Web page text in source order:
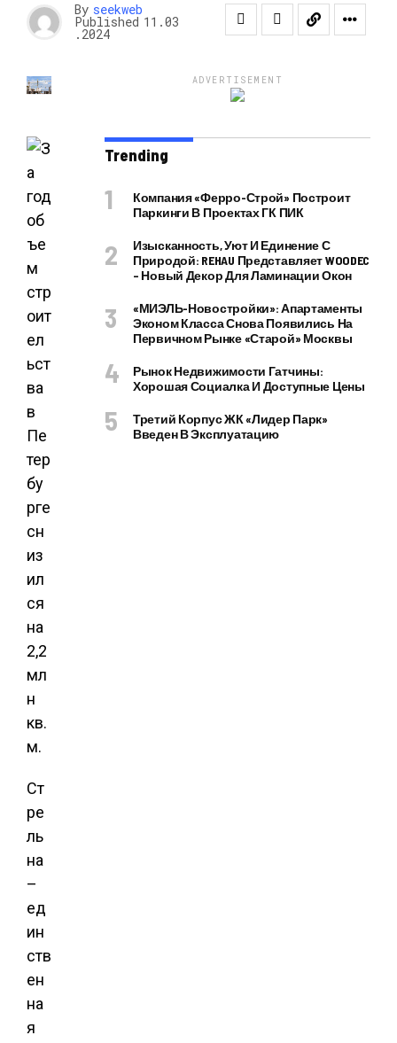
By seekweb
Published 11.03
.2024
Ст
ре
ль
на
–
ед
ин
ств
ен
на
я
ADVERTISEMENT
Trending
Компания «Ферро-Строй» Построит
Паркинги В Проектах ГК ПИК
Изысканность, Уют И Единение С
Природой: REHAU Представляет WOODEC
– Новый Декор Для Ламинации Окон
«МИЭЛЬ-Новостройки»: Апартаменты
Эконом Класса Снова Появились На
Первичном Рынке «старой» Москвы
Рынок Недвижимости Гатчины:
Хорошая Социалка И Доступные Цены
Третий Корпус ЖК «Лидер Парк»
Введен В Эксплуатацию